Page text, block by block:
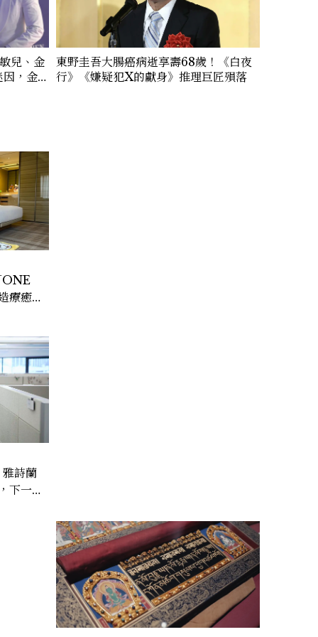
兒、金
因，金
東野圭吾大腸癌病逝享壽68歲！《白夜
行》《嫌疑犯X的獻身》推理巨匠殞落
ONE
療癒
詩蘭
下一